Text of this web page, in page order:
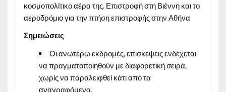
κοσμοπολίτικο αέρα της. Επιστροφή στη Βιέννη και το
αεροδρόμιο για την πτήση επιστροφής στην Αθήνα
Σημειώσεις
Οι ανωτέρω εκδρομές, επισκέψεις ενδέχεται
να πραγματοποιηθούν με διαφορετική σειρά,
χωρίς να παραλειφθεί κάτι από τα
αναγραφόμενα.